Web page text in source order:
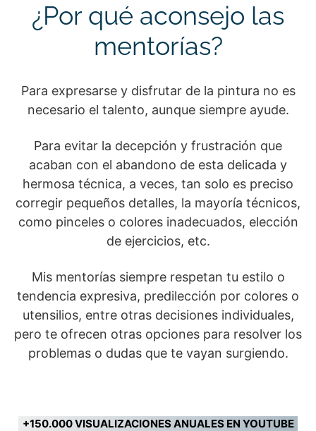
¿Por qué aconsejo las
mentorías?
Para expresarse y disfrutar de la pintura no es
necesario el talento, aunque siempre ayude.
Para evitar la decepción y frustración que
acaban con el abandono de esta delicada y
hermosa técnica, a veces, tan solo es preciso
corregir pequeños detalles, la mayoría técnicos,
como pinceles o colores inadecuados, elección
de ejercicios, etc.
Mis mentorías siempre respetan tu estilo o
tendencia expresiva, predilección por colores o
utensilios, entre otras decisiones individuales,
pero te ofrecen otras opciones para resolver los
problemas o dudas que te vayan surgiendo.
+150.000 VISUALIZACIONES ANUALES EN YOUTUBE